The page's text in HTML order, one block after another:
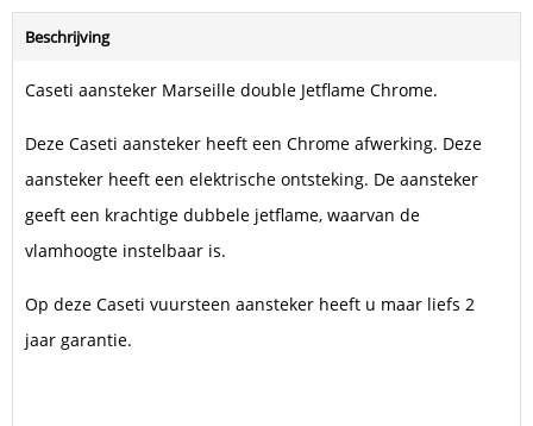
Beschrijving
Caseti aansteker Marseille double Jetflame Chrome.
Deze Caseti aansteker heeft een Chrome afwerking. Deze
aansteker heeft een elektrische ontsteking. De aansteker
geeft een krachtige dubbele jetflame, waarvan de
vlamhoogte instelbaar is.
Op deze Caseti vuursteen aansteker heeft u maar liefs 2
jaar garantie.